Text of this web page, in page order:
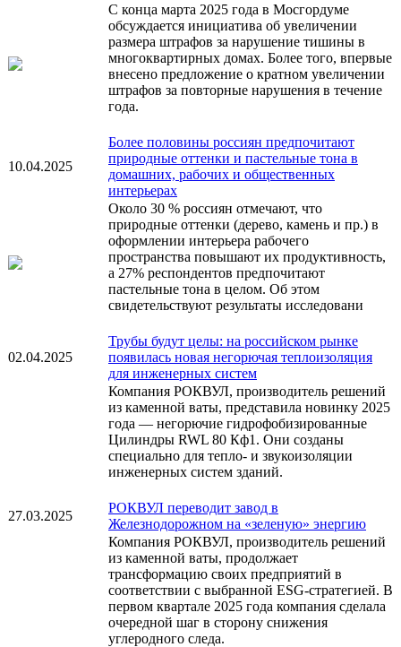
С конца марта 2025 года в Мосгордуме
обсуждается инициатива об увеличении
размера штрафов за нарушение тишины в
многоквартирных домах. Более того, впервые
внесено предложение о кратном увеличении
штрафов за повторные нарушения в течение
года.
10.04.2025
Более половины россиян предпочитают
природные оттенки и пастельные тона в
домашних, рабочих и общественных
интерьерах
Около 30 % россиян отмечают, что
природные оттенки (дерево, камень и пр.) в
оформлении интерьера рабочего
пространства повышают их продуктивность,
а 27% респондентов предпочитают
пастельные тона в целом. Об этом
свидетельствуют результаты исследовани
02.04.2025
Трубы будут целы: на российском рынке
появилась новая негорючая теплоизоляция
для инженерных систем
Компания РОКВУЛ, производитель решений
из каменной ваты, представила новинку 2025
года — негорючие гидрофобизированные
Цилиндры RWL 80 Кф1. Они созданы
специально для тепло- и звукоизоляции
инженерных систем зданий.
27.03.2025
РОКВУЛ переводит завод в
Железнодорожном на «зеленую» энергию
Компания РОКВУЛ, производитель решений
из каменной ваты, продолжает
трансформацию своих предприятий в
соответствии с выбранной ESG-стратегией. В
первом квартале 2025 года компания сделала
очередной шаг в сторону снижения
углеродного следа.